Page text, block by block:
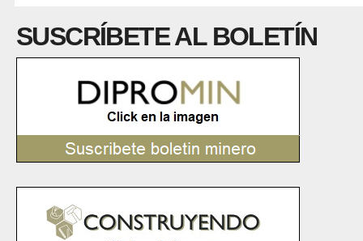
SUSCRÍBETE AL BOLETÍN